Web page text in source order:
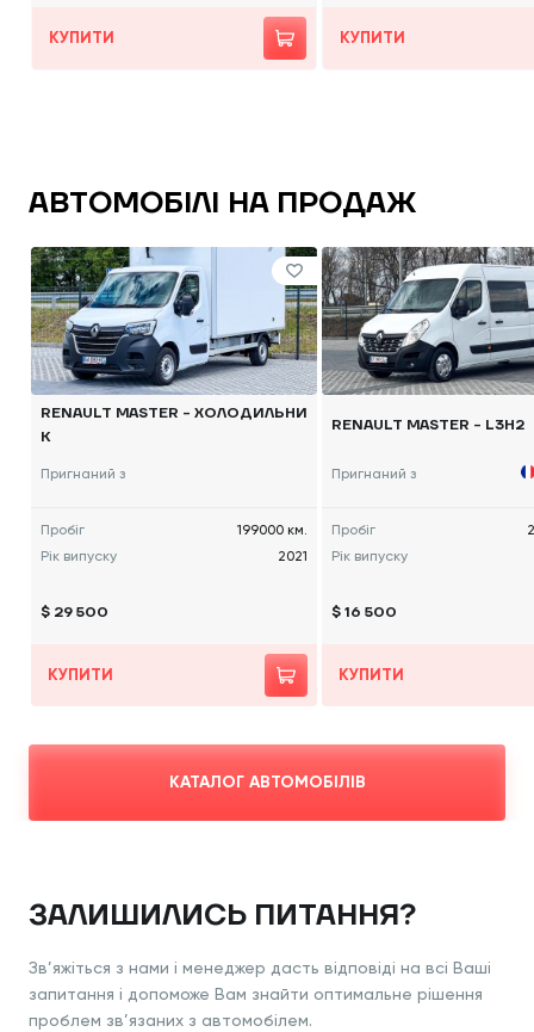
КУПИТИ КУПИТИ
АВТОМОБІЛІ НА ПРОДАЖ
RENAULT MASTER - ХОЛОДИЛЬНИ
К
Пригнаний з
Пробіг
199000 км.
Рік випуску
2021
$ 29 500
КУПИТИ
RENAULT MASTER - L3H2
Пригнаний з
Пробіг
Рік випуску
$ 16 500
КУПИТИ
КАТАЛОГ АВТОМОБІЛІВ
ЗАЛИШИЛИСЬ ПИТАННЯ?
Зв’яжіться з нами і менеджер дасть відповіді на всі Ваші
запитання і допоможе Вам знайти оптимальне рішення
проблем зв’язаних з автомобілем.